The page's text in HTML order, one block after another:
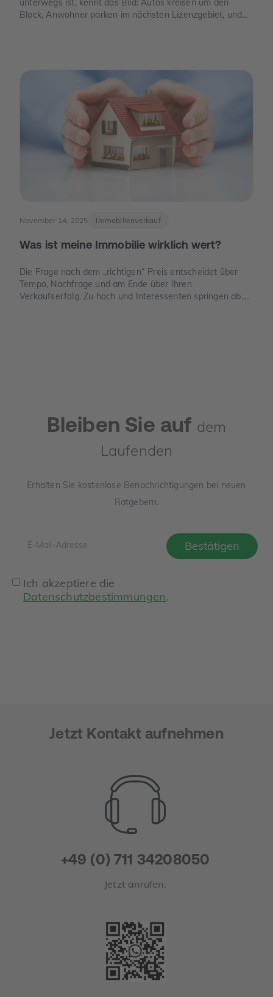
unterwegs ist, kennt das Bild: Autos kreisen um den
Block, Anwohner parken im nächsten Lizenzgebiet, und
und E-Mobilität den Wert eines Stellplatzes oder einer
Garage verändern können.
November 14, 2025 Immobilienverkauf
Was ist meine Immobilie wirklich wert?
Die Frage nach dem „richtigen“ Preis entscheidet über
Tempo, Nachfrage und am Ende über Ihren
Verkaufserfolg. Zu hoch und Interessenten springen ab.
Bleiben Sie auf dem
Laufenden
Erhalten Sie kostenlose Benachrichtigungen bei neuen
Ratgebern.
Ich akzeptiere die
Datenschutzbestimmungen.
Jetzt Kontakt aufnehmen
+49 (0) 711 34208050
Jetzt anrufen.